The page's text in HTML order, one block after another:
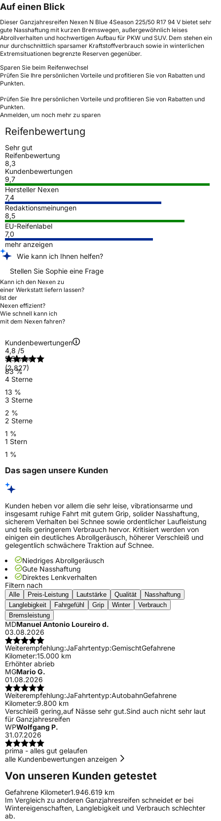
Auf einen Blick
Dieser Ganzjahresreifen Nexen N Blue 4Season 225/50 R17 94 V bietet sehr
gute Nasshaftung mit kurzen Bremswegen, außergewöhnlich leises
Abrollverhalten und hochwertigen Aufbau für PKW und SUV. Dem stehen ein
nur durchschnittlich sparsamer Kraftstoffverbrauch sowie in winterlichen
Extremsituationen begrenzte Reserven gegenüber.
Sparen Sie beim Reifenwechsel
Prüfen Sie Ihre persönlichen Vorteile und profitieren Sie von Rabatten und
Punkten.
Prüfen Sie Ihre persönlichen Vorteile und profitieren Sie von Rabatten und
Punkten.
Anmelden, um noch mehr zu sparen
Reifenbewertung
Sehr gut
Reifenbewertung
8,3
Kundenbewertungen
9,7
Hersteller Nexen
7,4
Redaktionsmeinungen
8,5
EU-Reifenlabel
7,0
mehr anzeigen
Wie kann ich Ihnen helfen?
Stellen Sie Sophie eine Frage
Kann ich den Nexen zu
einer Werkstatt liefern lassen?
Ist der
Nexen effizient?
Wie schnell kann ich
mit dem Nexen fahren?
Kundenbewertungen
4,8 /5
(2.827)
5 Sterne
83 %
4 Sterne
13 %
3 Sterne
2 %
2 Sterne
1 %
1 Stern
1 %
Das sagen unsere Kunden
Kunden heben vor allem die sehr leise, vibrationsarme und
insgesamt ruhige Fahrt mit gutem Grip, solider Nasshaftung,
sicherem Verhalten bei Schnee sowie ordentlicher Laufleistung
und teils geringerem Verbrauch hervor. Kritisiert werden von
einigen ein deutliches Abrollgeräusch, höherer Verschleiß und
gelegentlich schwächere Traktion auf Schnee.
Niedriges Abrollgeräusch
Gute Nasshaftung
Direktes Lenkverhalten
Filtern nach
Alle Preis-Leistung Lautstärke Qualität
Nasshaftung
Langlebigkeit
Fahrgefühl Grip Winter
Verbrauch
Bremsleistung
MDManuel Antonio Loureiro d.
03.08.2026
Weiterempfehlung:JaFahrtentyp:GemischtGefahrene
Kilometer:15.000 km
Erhöhter abrieb
MGMario G.
01.08.2026
Weiterempfehlung:JaFahrtentyp:AutobahnGefahrene
Kilometer:9.800 km
Verschleiß gering,auf Nässe sehr gut.Sind auch nicht sehr laut
für Ganzjahresreifen
WPWolfgang P.
31.07.2026
prima - alles gut gelaufen
alle Kundenbewertungen anzeigen
Von unseren Kunden getestet
Gefahrene Kilometer1.946.619 km
Im Vergleich zu anderen Ganzjahresreifen schneidet er bei
Wintereigenschaften, Langlebigkeit und Verbrauch schlechter
ab.